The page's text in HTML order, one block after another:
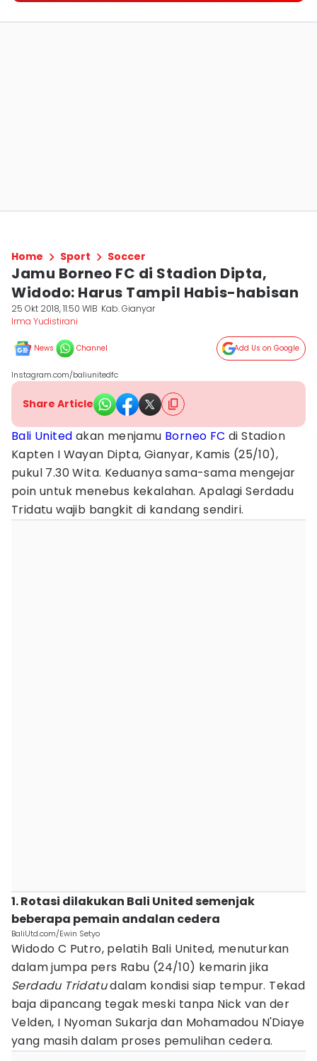
Home Sport Soccer
Jamu Borneo FC di Stadion Dipta,
Widodo: Harus Tampil Habis-habisan
25 Okt 2018, 11:50 WIB Kab. Gianyar
Irma Yudistirani
News Channel Add Us on Google
Instagram.com/baliunitedfc
Share Article
Bali United akan menjamu Borneo FC di Stadion
Kapten I Wayan Dipta, Gianyar, Kamis (25/10),
pukul 7.30 Wita. Keduanya sama-sama mengejar
poin untuk menebus kekalahan. Apalagi Serdadu
Tridatu wajib bangkit di kandang sendiri.
1. Rotasi dilakukan Bali United semenjak
beberapa pemain andalan cedera
BaliUtd.com/Ewin Setyo
Widodo C Putro, pelatih Bali United, menuturkan
dalam jumpa pers Rabu (24/10) kemarin jika
Serdadu Tridatudalam kondisi siap tempur. Tekad
baja dipancang tegak meski tanpa Nick van der
Velden, I Nyoman Sukarja dan Mohamadou N'Diaye
yang masih dalam proses pemulihan cedera.